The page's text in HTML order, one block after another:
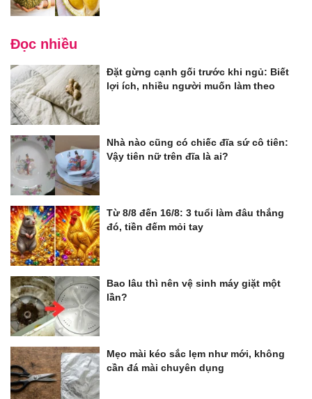
Đọc nhiều
Đặt gừng cạnh gối trước khi ngủ: Biết
lợi ích, nhiều người muốn làm theo
Nhà nào cũng có chiếc đĩa sứ cô tiên:
Vậy tiên nữ trên đĩa là ai?
Từ 8/8 đến 16/8: 3 tuổi làm đâu thắng
đó, tiền đếm mỏi tay
Bao lâu thì nên vệ sinh máy giặt một
lần?
Mẹo mài kéo sắc lẹm như mới, không
cần đá mài chuyên dụng